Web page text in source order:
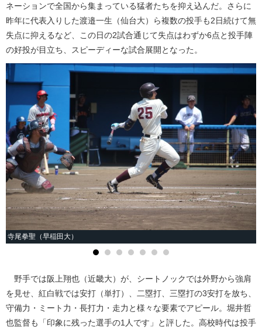
ネーションで全国から集まっている猛者たちを抑え込んだ。さらに
昨年に代表入りした渡邉一生（仙台大）ら複数の投手も2日続けて無
失点に抑えるなど、この日の2試合通じて失点はわずか6点と投手陣
の好投が目立ち、スピーディーな試合展開となった。
寺尾拳聖（早稲田大）
野手では阪上翔也（近畿大）が、シートノックでは外野から強肩
を見せ、紅白戦では安打（単打）、二塁打、三塁打の3安打を放ち、
守備力・ミート力・長打力・走力と様々な要素でアピール。堀井哲
也監督も「印象に残った選手の1人です」と評した。高校時代は投手